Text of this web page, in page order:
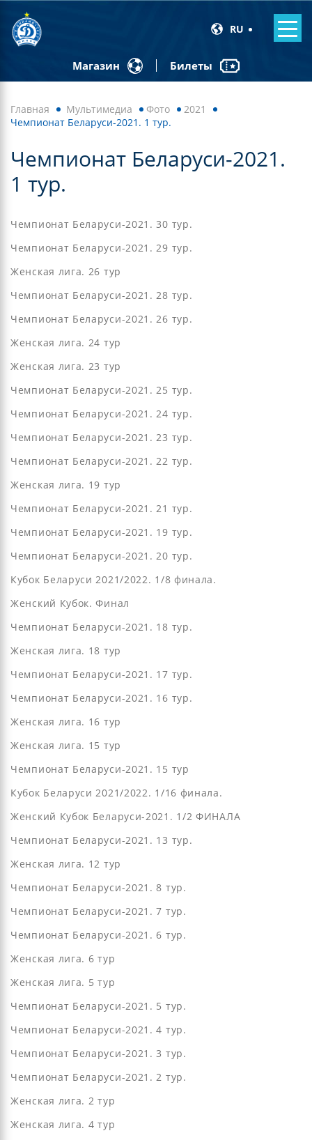
RU
Магазин Билеты
Главная Мультимедиа Фото
2021
Чемпионат Беларуси-2021. 1 тур.
Чемпионат Беларуси-2021.
1 тур.
Чемпионат Беларуси-2021. 30 тур.
Чемпионат Беларуси-2021. 29 тур.
Женская лига. 26 тур
Чемпионат Беларуси-2021. 28 тур.
Чемпионат Беларуси-2021. 26 тур.
Женская лига. 24 тур
Женская лига. 23 тур
Чемпионат Беларуси-2021. 25 тур.
Чемпионат Беларуси-2021. 24 тур.
Чемпионат Беларуси-2021. 23 тур.
Чемпионат Беларуси-2021. 22 тур.
Женская лига. 19 тур
Чемпионат Беларуси-2021. 21 тур.
Чемпионат Беларуси-2021. 19 тур.
Чемпионат Беларуси-2021. 20 тур.
Кубок Беларуси 2021/2022. 1/8 финала.
Женский Кубок. Финал
Чемпионат Беларуси-2021. 18 тур.
Женская лига. 18 тур
Чемпионат Беларуси-2021. 17 тур.
Чемпионат Беларуси-2021. 16 тур.
Женская лига. 16 тур
Женская лига. 15 тур
Чемпионат Беларуси-2021. 15 тур
Кубок Беларуси 2021/2022. 1/16 финала.
Женский Кубок Беларуси-2021. 1/2 ФИНАЛА
Чемпионат Беларуси-2021. 13 тур.
Женская лига. 12 тур
Чемпионат Беларуси-2021. 8 тур.
Чемпионат Беларуси-2021. 7 тур.
Чемпионат Беларуси-2021. 6 тур.
Женская лига. 6 тур
Женская лига. 5 тур
Чемпионат Беларуси-2021. 5 тур.
Чемпионат Беларуси-2021. 4 тур.
Чемпионат Беларуси-2021. 3 тур.
Чемпионат Беларуси-2021. 2 тур.
Женская лига. 2 тур
Женская лига. 4 тур